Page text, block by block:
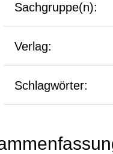
Sachgruppe(n):
Verlag:
Schlagwörter: